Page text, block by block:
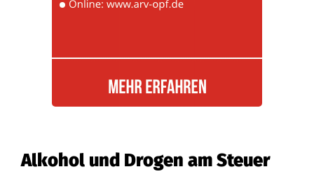
Alkohol und Drogen am Steuer